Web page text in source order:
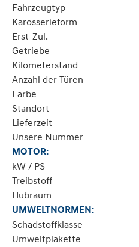
Fahrzeugtyp
Karosserieform
Erst-Zul.
Getriebe
Kilometerstand
Anzahl der Türen
Farbe
Standort
Lieferzeit
Unsere Nummer
MOTOR:
kW / PS
Treibstoff
Hubraum
UMWELTNORMEN:
Schadstoffklasse
Umweltplakette